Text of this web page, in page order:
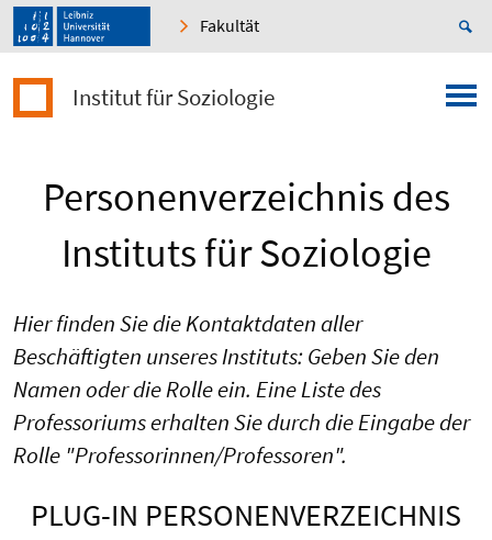
Fakultät
Institut für Soziologie
Personenverzeichnis des
Instituts für Soziologie
Hier finden Sie die Kontaktdaten aller
Beschäftigten unseres Instituts: Geben Sie den
Namen oder die Rolle ein. Eine Liste des
Professoriums erhalten Sie durch die Eingabe der
Rolle "Professorinnen/Professoren".
PLUG-IN PERSONENVERZEICHNIS